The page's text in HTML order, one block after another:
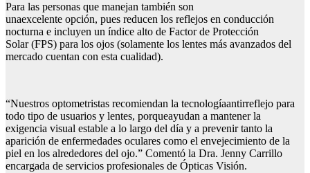
Para las personas que manejan también son
unaexcelente opción, pues reducen los reflejos en conducción
nocturna e incluyen un índice alto de Factor de Protección
Solar (FPS) para los ojos (solamente los lentes más avanzados del
mercado cuentan con esta cualidad).
“Nuestros optometristas recomiendan la tecnologíaantirreflejo para
todo tipo de usuarios y lentes, porqueayudan a mantener la
exigencia visual estable a lo largo del día y a prevenir tanto la
aparición de enfermedades oculares como el envejecimiento de la
piel en los alrededores del ojo.” Comentó la Dra. Jenny Carrillo
encargada de servicios profesionales de Ópticas Visión.